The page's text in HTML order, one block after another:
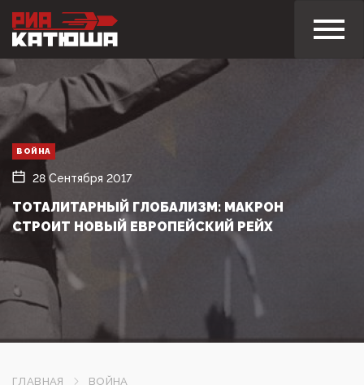
ВОЙНА
28 Сентября 2017
ТОТАЛИТАРНЫЙ ГЛОБАЛИЗМ: МАКРОН
СТРОИТ НОВЫЙ ЕВРОПЕЙСКИЙ РЕЙХ
ГЛАВНАЯ
ВОЙНА